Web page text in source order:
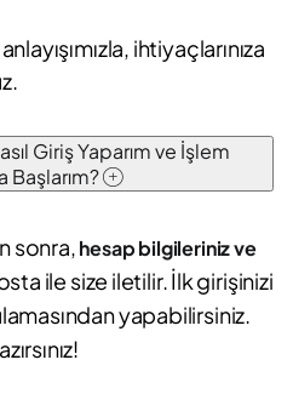
ihtiyaçlarınıza
Giriş Yaparım ve İşlem
Başlarım?
sonra,hesap bilgileriniz ve
ile size iletilir. İlk girişinizi
yapabilirsiniz.